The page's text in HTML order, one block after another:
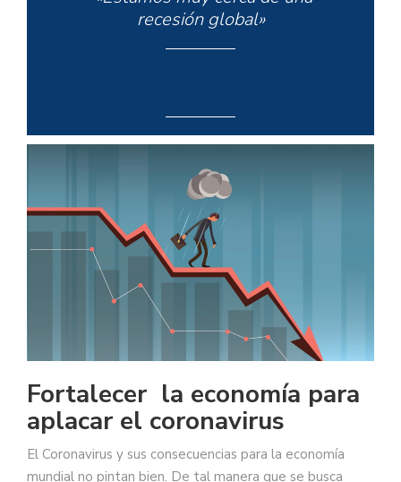
recesión global»
Fortalecer la economía para
aplacar el coronavirus
El Coronavirus y sus consecuencias para la economía
mundial no pintan bien. De tal manera que se busca